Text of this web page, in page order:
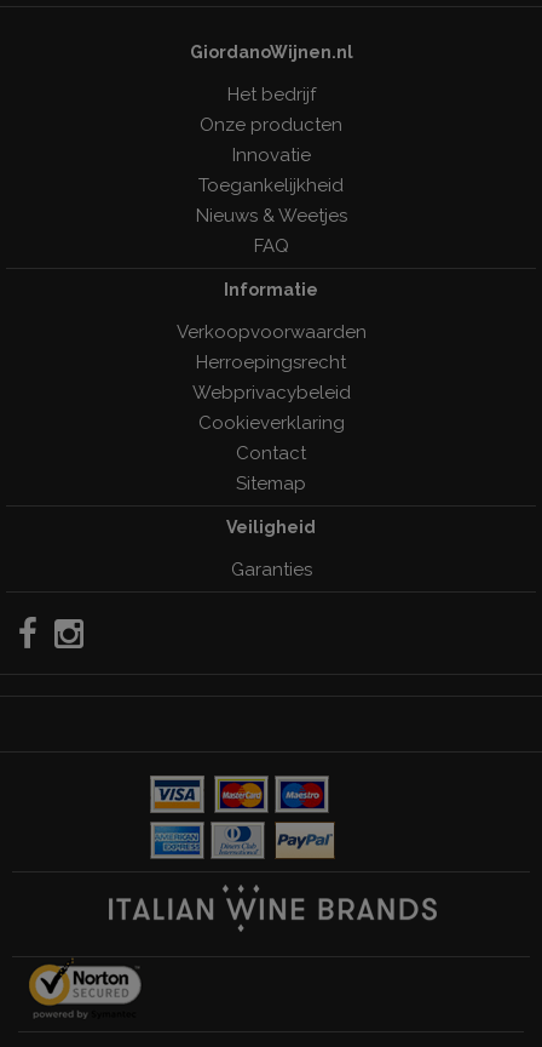
GiordanoWijnen.nl
Het bedrijf
Onze producten
Innovatie
Toegankelijkheid
Nieuws & Weetjes
FAQ
Informatie
Verkoopvoorwaarden
Herroepingsrecht
Webprivacybeleid
Cookieverklaring
Contact
Sitemap
Veiligheid
Garanties